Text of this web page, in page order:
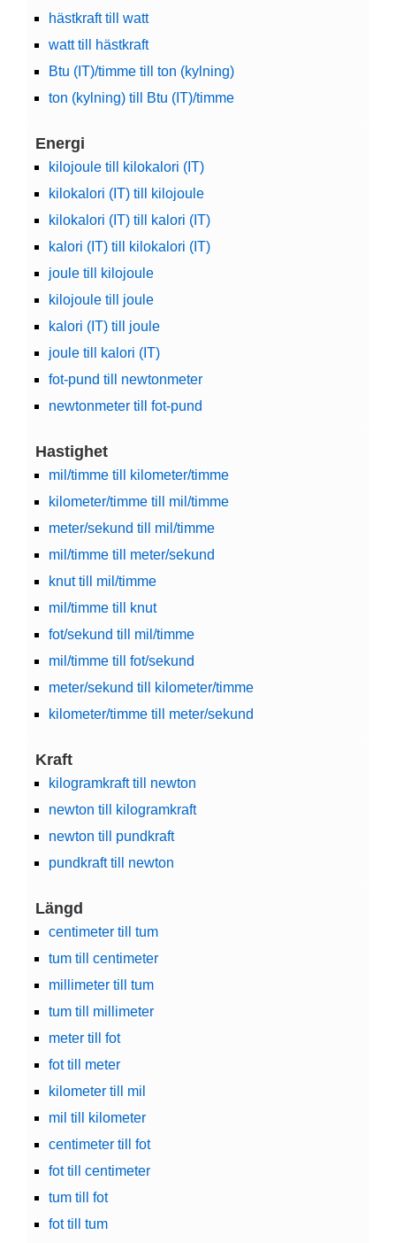
hästkraft till watt
watt till hästkraft
Btu (IT)/timme till ton (kylning)
ton (kylning) till Btu (IT)/timme
Energi
kilojoule till kilokalori (IT)
kilokalori (IT) till kilojoule
kilokalori (IT) till kalori (IT)
kalori (IT) till kilokalori (IT)
joule till kilojoule
kilojoule till joule
kalori (IT) till joule
joule till kalori (IT)
fot-pund till newtonmeter
newtonmeter till fot-pund
Hastighet
mil/timme till kilometer/timme
kilometer/timme till mil/timme
meter/sekund till mil/timme
mil/timme till meter/sekund
knut till mil/timme
mil/timme till knut
fot/sekund till mil/timme
mil/timme till fot/sekund
meter/sekund till kilometer/timme
kilometer/timme till meter/sekund
Kraft
kilogramkraft till newton
newton till kilogramkraft
newton till pundkraft
pundkraft till newton
Längd
centimeter till tum
tum till centimeter
millimeter till tum
tum till millimeter
meter till fot
fot till meter
kilometer till mil
mil till kilometer
centimeter till fot
fot till centimeter
tum till fot
fot till tum